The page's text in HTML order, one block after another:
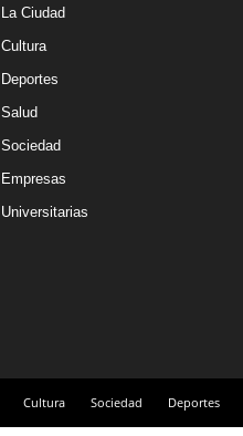
La Ciudad
Cultura
Deportes
Salud
Sociedad
Empresas
Universitarias
Cultura Sociedad Deportes